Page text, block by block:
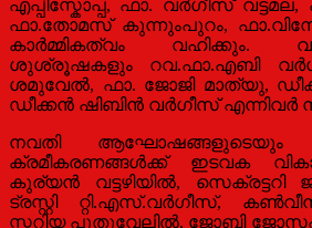
എപ്പിസ്കോപ്പ, ഫാ. വര്‍ഗീസ്
ഫാ.തോമസ് കുന്നുംപുറം,
കാര്‍മ്മികത്വം വഹിക്കും.
ശുശ്രൂഷകളും റവ.ഫാ.എബി
ശമുവേല്‍, ഫാ. ജോജി മാത്യു,
ഡീക്കന്‍ ഷിബിന്‍ വര്‍ഗീസ് എന്നിവര്‍
നവതി ആഘോഷങ്ങളുടെയും
ക്രമീകരണങ്ങള്‍ക്ക് ഇടവക
കുര്യന്‍ വട്ടഴിയില്‍, സെക്രട്ടറി
ട്രസ്റ്റി റ്റി.എസ്.വര്‍ഗീസ്,
സ്കറിയ പുതുവേലില്‍, ജോബി